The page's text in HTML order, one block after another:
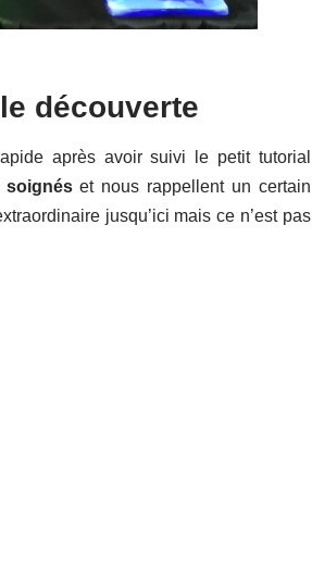
découverte
après avoir suivi le petit tutorial
soignéset nous rappellent un certain
jusqu’ici mais ce n’est pas